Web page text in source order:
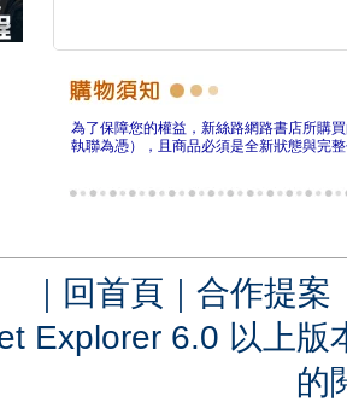
為了保障您的權益，新絲路網路書店所購
執聯為憑），且商品必須是全新狀態與完
｜ 回首頁 ｜ 合作提案
Explorer 6.0 以上
的